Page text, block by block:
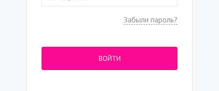
Забыли пароль?
ВОЙТИ